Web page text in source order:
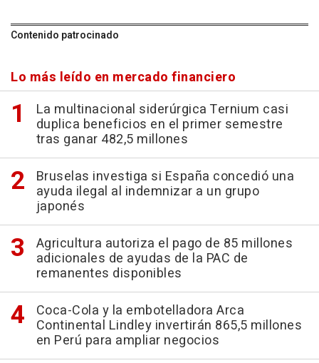
Contenido patrocinado
Lo más leído en mercado financiero
La multinacional siderúrgica Ternium casi
duplica beneficios en el primer semestre
tras ganar 482,5 millones
Bruselas investiga si España concedió una
ayuda ilegal al indemnizar a un grupo
japonés
Agricultura autoriza el pago de 85 millones
adicionales de ayudas de la PAC de
remanentes disponibles
Coca-Cola y la embotelladora Arca
Continental Lindley invertirán 865,5 millones
en Perú para ampliar negocios